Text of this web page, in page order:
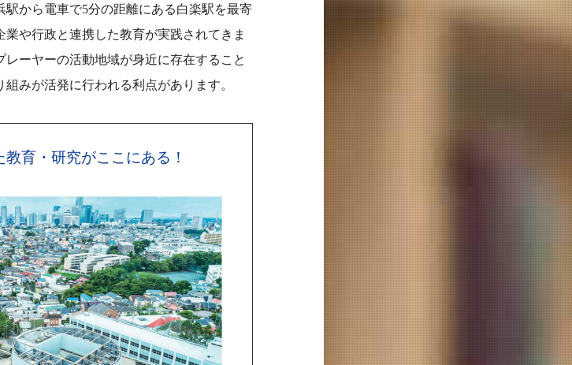
から電車で5分の距離にある白楽駅を最寄
や行政と連携した教育が実践されてきま
ーヤーの活動地域が身近に存在すること
みが活発に行われる利点があります。
教育・研究がここにある！